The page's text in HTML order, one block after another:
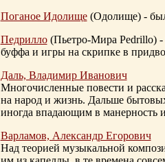
Поганое Идолище(Одолище) -
Педрилло(Пьетро-Мира Pedrillo) -
буффа и игры на скрипке в
Даль, Владимир Иванович
Многочисленные повести и
на народ и жизнь. Дальше
иногда впадающим в манерность
Варламов, Александр Егорович
Над теорией музыкальной